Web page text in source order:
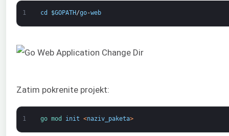
1 cd $GOPATH/go-web
Zatim pokrenite projekt:
1 go mod init <naziv_paketa>